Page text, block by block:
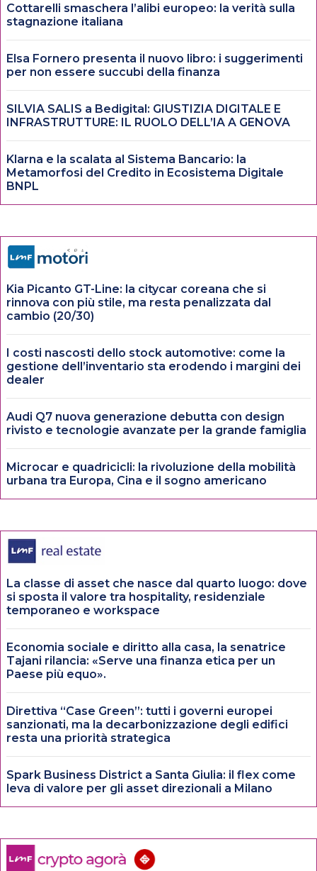
Cottarelli smaschera l’alibi europeo: la verità sulla
stagnazione italiana
Elsa Fornero presenta il nuovo libro: i suggerimenti
per non essere succubi della finanza
SILVIA SALIS a Bedigital: GIUSTIZIA DIGITALE E
INFRASTRUTTURE: IL RUOLO DELL’IA A GENOVA
Klarna e la scalata al Sistema Bancario: la
Metamorfosi del Credito in Ecosistema Digitale
BNPL
Kia Picanto GT-Line: la citycar coreana che si
rinnova con più stile, ma resta penalizzata dal
cambio (20/30)
I costi nascosti dello stock automotive: come la
gestione dell’inventario sta erodendo i margini dei
dealer
Audi Q7 nuova generazione debutta con design
rivisto e tecnologie avanzate per la grande famiglia
Microcar e quadricicli: la rivoluzione della mobilità
urbana tra Europa, Cina e il sogno americano
La classe di asset che nasce dal quarto luogo: dove
si sposta il valore tra hospitality, residenziale
temporaneo e workspace
Economia sociale e diritto alla casa, la senatrice
Tajani rilancia: «Serve una finanza etica per un
Paese più equo».
Direttiva “Case Green”: tutti i governi europei
sanzionati, ma la decarbonizzazione degli edifici
resta una priorità strategica
Spark Business District a Santa Giulia: il flex come
leva di valore per gli asset direzionali a Milano